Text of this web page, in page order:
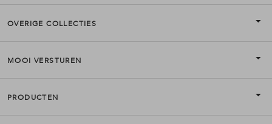
OVERIGE COLLECTIES
MOOI VERSTUREN
PRODUCTEN